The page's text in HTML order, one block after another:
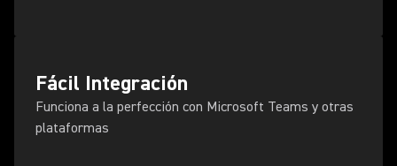
Fácil Integración
Funciona a la perfección con Microsoft Teams y otras
plataformas